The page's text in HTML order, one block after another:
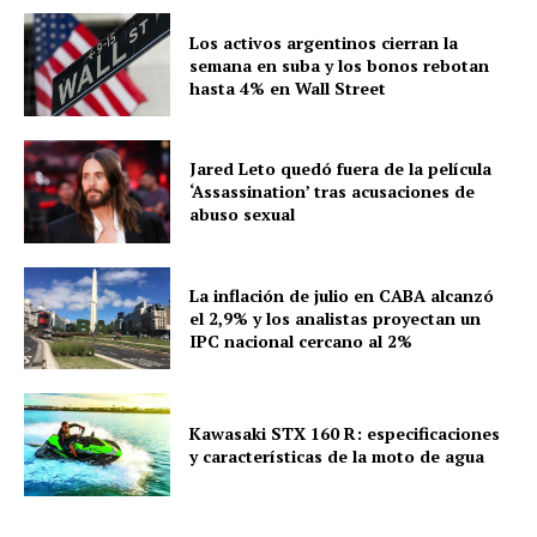
Los activos argentinos cierran la
semana en suba y los bonos rebotan
hasta 4% en Wall Street
Jared Leto quedó fuera de la película
‘Assassination’ tras acusaciones de
abuso sexual
La inflación de julio en CABA alcanzó
el 2,9% y los analistas proyectan un
IPC nacional cercano al 2%
Kawasaki STX 160 R: especificaciones
y características de la moto de agua